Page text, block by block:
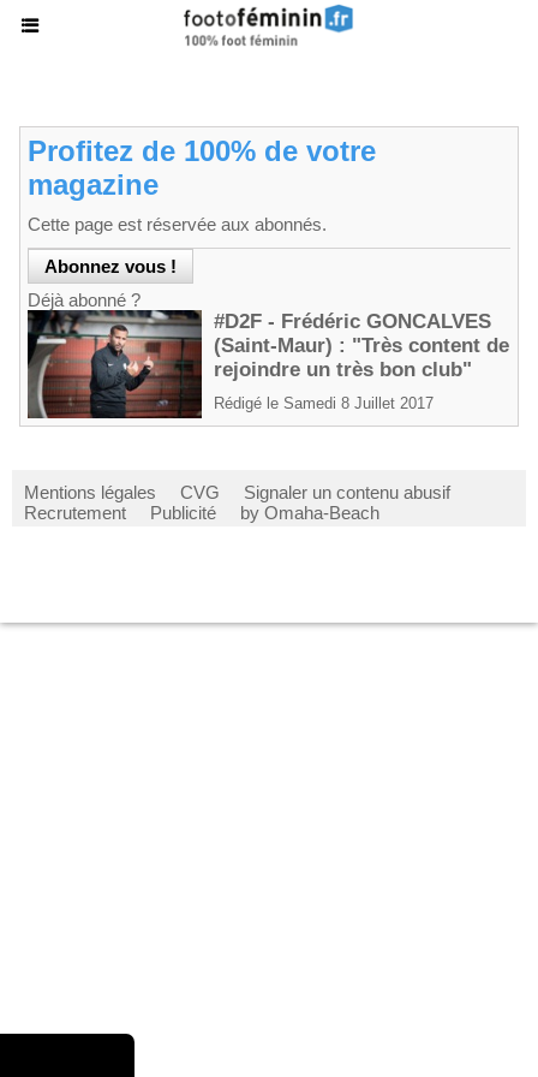
Profitez de 100% de votre
magazine
Cette page est réservée aux abonnés.
Déjà abonné ?
#D2F - Frédéric GONCALVES
(Saint-Maur) : "Très content de
rejoindre un très bon club"
Rédigé le Samedi 8 Juillet 2017
Mentions légales CVG
Signaler un contenu abusif
Recrutement
Publicité by Omaha-Beach